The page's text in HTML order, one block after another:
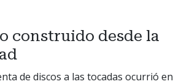
construido desde la
de discos a las tocadas ocurrió en